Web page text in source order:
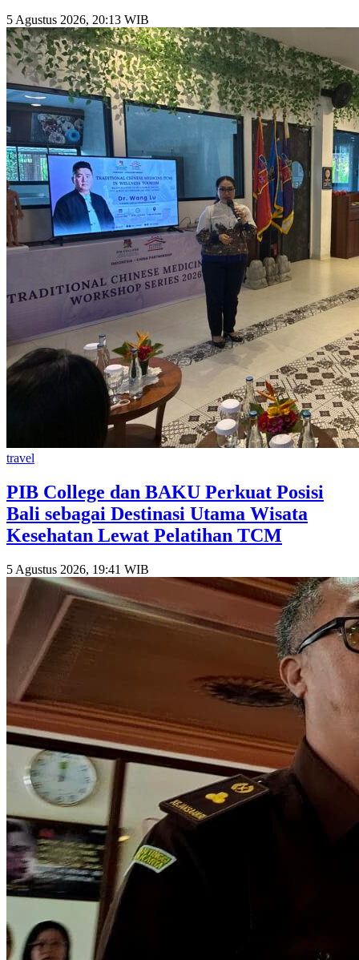
5 Agustus 2026, 20:13 WIB
travel
PIB College dan BAKU Perkuat Posisi
Bali sebagai Destinasi Utama Wisata
Kesehatan Lewat Pelatihan TCM
5 Agustus 2026, 19:41 WIB